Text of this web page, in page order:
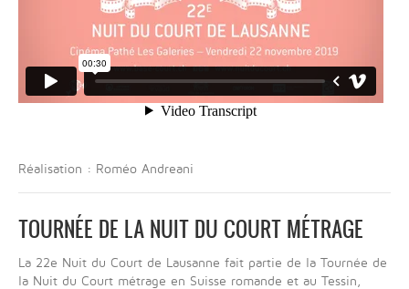
Réalisation : Roméo Andreani
TOURNÉE DE LA NUIT DU COURT MÉTRAGE
La 22e Nuit du Court de Lausanne fait partie de la Tournée de
la Nuit du Court métrage en Suisse romande et au Tessin,